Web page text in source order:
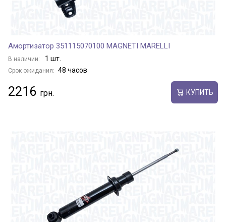
Амортизатор 351115070100 MAGNETI MARELLI
В наличии: 1 шт.
Срок ожидания: 48 часов
2216 КУПИТЬ